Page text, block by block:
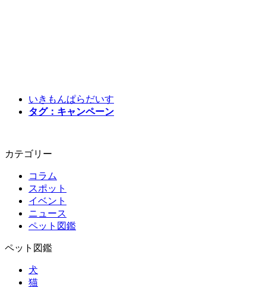
いきもんぱらだいす
タグ：キャンペーン
カテゴリー
コラム
スポット
イベント
ニュース
ペット図鑑
ペット図鑑
犬
猫